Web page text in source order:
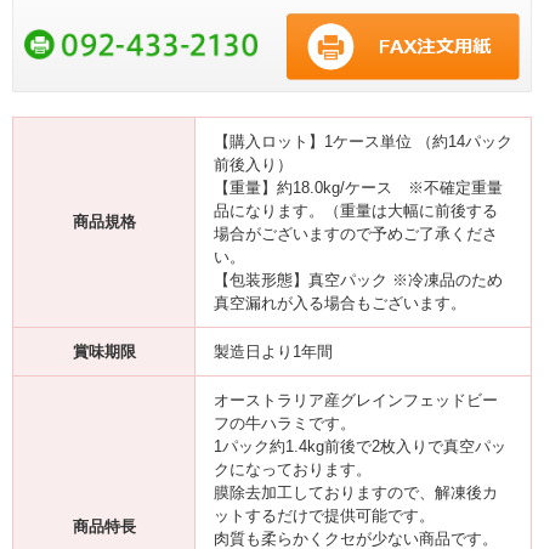
商品規格
【購入ロット】1ケース単位 （約14パック
前後入り）
【重量】約18.0kg/ケース ※不確定重量
品になります。（重量は大幅に前後する
場合がございますので予めご了承くださ
い。
【包装形態】真空パック ※冷凍品のため
真空漏れが入る場合もございます。
賞味期限 製造日より1年間
商品特長
オーストラリア産グレインフェッドビー
フの牛ハラミです。
1パック約1.4kg前後で2枚入りで真空パッ
クになっております。
膜除去加工しておりますので、解凍後カ
ットするだけで提供可能です。
肉質も柔らかくクセが少ない商品です。